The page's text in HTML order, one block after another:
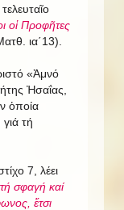
οἱ Προφῆτες
ια΄13).
«Ἀμνό
Ἠσαΐας,
ὁποία
τή
7, λέει
σφαγή καί
ἔτσι